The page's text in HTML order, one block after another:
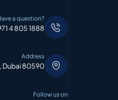
a question?
4 805 1888
Address
Dubai 80590
Follow us on